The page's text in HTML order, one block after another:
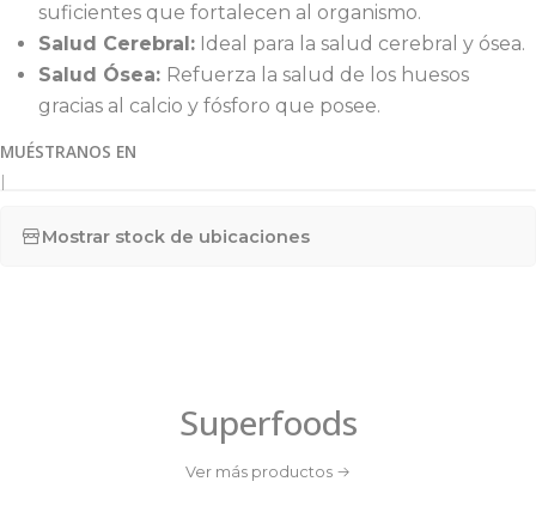
suficientes que fortalecen al organismo.
Salud Cerebral: Ideal para la salud cerebral y ósea.
Salud Ósea: Refuerza la salud de los huesos
gracias al calcio y fósforo que posee.
MUÉSTRANOS EN
|
Mostrar stock de ubicaciones
Superfoods
Ver más productos